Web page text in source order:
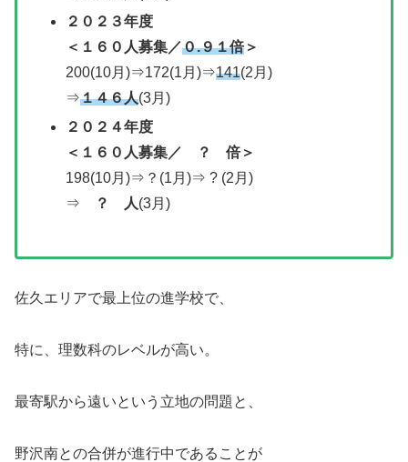
２０２３年度
＜１６０人募集／０.９１倍＞
200(10月)⇒172(1月)⇒141(2月)
⇒１４６人(3月)
２０２ ４年度
＜ １６０人募集／
？ 倍＞
198(10月)⇒？(1月)⇒ ? (2月)
⇒ ？ 人(3月)
佐久エリアで最上位の進学校で、
特に、理数科のレベルが高い。
最寄駅から遠いという立地の問題と、
野沢南との合併が進行中であることが